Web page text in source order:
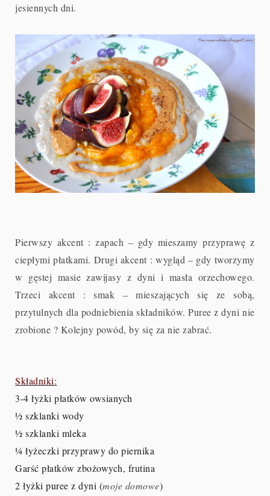
jesiennych dni.
Pierwszy akcent : zapach – gdy mieszamy przyprawę z
ciepłymi płatkami. Drugi akcent : wygląd – gdy tworzymy
w gęstej masie zawijasy z dyni i masła orzechowego.
Trzeci akcent : smak – mieszających się ze sobą,
przytulnych dla podniebienia składników. Puree z dyni nie
zrobione ? Kolejny powód, by się za nie zabrać.
Składniki:
3-4 łyżki płatków owsianych
½ szklanki wody
½ szklanki mleka
¼ łyżeczki przyprawy do piernika
Garść płatków zbożowych, frutina
2 łyżki puree z dyni (moje domowe)